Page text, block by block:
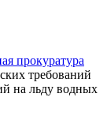
прокуратура
требований
на льду водных